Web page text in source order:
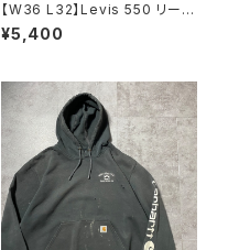
【W36 L32】Levis 550 リーバ
イス ジッパーフライ バギ
ー テーパード 140周年 デ
¥5,400